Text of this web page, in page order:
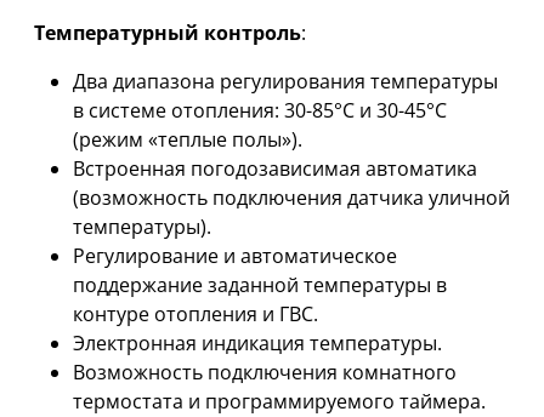
Температурный контроль:
Два диапазона регулирования температуры
в системе отопления: 30-85°С и 30-45°С
(режим «теплые полы»).
Встроенная погодозависимая автоматика
(возможность подключения датчика уличной
температуры).
Регулирование и автоматическое
поддержание заданной температуры в
контуре отопления и ГВС.
Электронная индикация температуры.
Возможность подключения комнатного
термостата и программируемого таймера.